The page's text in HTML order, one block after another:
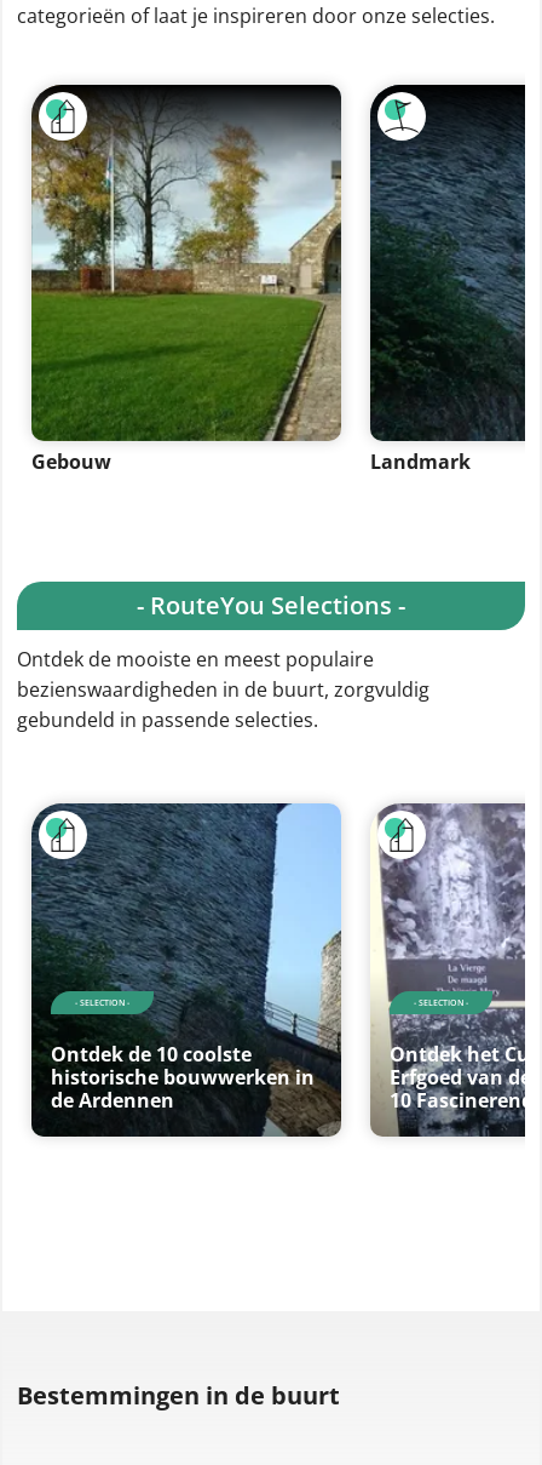
categorieën of laat je inspireren door onze selecties.
Gebouw Landmark
- RouteYou Selections -
Ontdek de mooiste en meest populaire
bezienswaardigheden in de buurt, zorgvuldig
gebundeld in passende selecties.
- SELECTION -
Ontdek de 10 coolste
historische bouwwerken in
de Ardennen
- SELECTION -
Ontdek het
Erfgoed van de
10
Bestemmingen in de buurt